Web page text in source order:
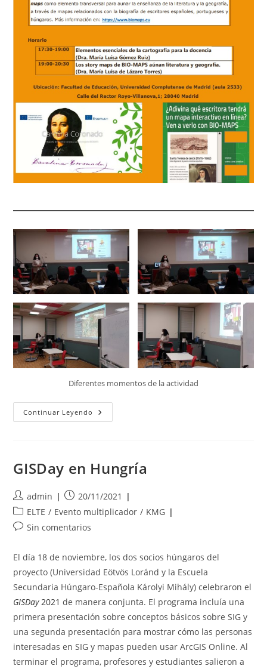
Diferentes momentos de la actividad
Continuar Leyendo Celebrando
El
Story
Maps
MAPS
GISDay en Hungría
Autor
de
la
entrada:
admin
Publicación
de
entrada:
20/11/2021
Categoría
de
ELTE / Evento multiplicador / KMG
Comentarios
la
entrada:
Sin comentarios
El día 18 de noviembre, los dos socios húngaros del
proyecto (Universidad Eötvös Loránd y la Escuela
Secundaria Húngaro-Española Károlyi Mihály) celebraron el
GISDay2021 de manera conjunta. El programa incluía una
primera presentación sobre conceptos básicos sobre SIG y
una segunda presentación para mostrar cómo las personas
interesadas en SIG y mapas pueden usar ArcGIS Online. Al
terminar el programa, profesores y estudiantes salieron a